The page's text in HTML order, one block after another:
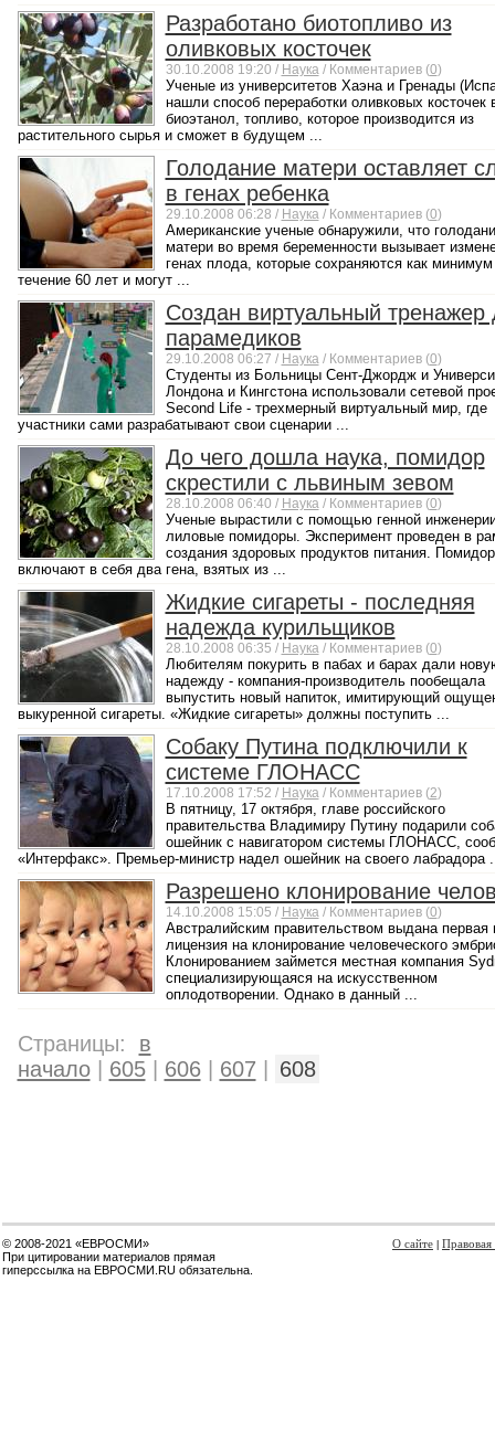
Разработано биотопливо из
оливковых косточек
30.10.2008 19:20 / Наука/ Комментариев (0)
Ученые из университетов Хаэна и Гренады
нашли способ переработки оливковых косточек
биоэтанол, топливо, которое производится из
растительного сырья и сможет в будущем ...
Голодание матери оставляет
в генах ребенка
29.10.2008 06:28 / Наука/ Комментариев (0)
Американские ученые обнаружили, что
матери во время беременности вызывает
генах плода, которые сохраняются как минимум
течение 60 лет и могут ...
Создан виртуальный тренажер
парамедиков
29.10.2008 06:27 / Наука/ Комментариев (0)
Студенты из Больницы Сент-Джордж и
Лондона и Кингстона использовали сетевой
Second Life - трехмерный виртуальный мир, где
участники сами разрабатывают свои сценарии ...
До чего дошла наука, помидор
скрестили с львиным зевом
28.10.2008 06:40 / Наука/ Комментариев (0)
Ученые вырастили с помощью генной
лиловые помидоры. Эксперимент проведен в
создания здоровых продуктов питания.
включают в себя два гена, взятых из ...
Жидкие сигареты - последняя
надежда курильщиков
28.10.2008 06:35 / Наука/ Комментариев (0)
Любителям покурить в пабах и барах дали
надежду - компания-производитель пообещала
выпустить новый напиток, имитирующий
выкуренной сигареты. «Жидкие сигареты» должны поступить ...
Собаку Путина подключили к
системе ГЛОНАСС
17.10.2008 17:52 / Наука/ Комментариев (2)
В пятницу, 17 октября, главе российского
правительства Владимиру Путину подарили
ошейник с навигатором системы ГЛОНАСС,
«Интерфакс». Премьер-министр надел ошейник на своего лабрадора
Разрешено клонирование
14.10.2008 15:05 / Наука/ Комментариев (0)
Австралийским правительством выдана первая
лицензия на клонирование человеческого
Клонированием займется местная компания
специализирующаяся на искусственном
оплодотворении. Однако в данный ...
Страницы: в
начало| 605| 606| 607 608
© 2008-2021 «ЕВРОСМИ»
При цитировании материалов прямая
гиперссылка на ЕВРОСМИ.RU обязательна.
О сайте